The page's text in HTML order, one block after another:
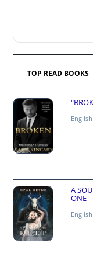
TOP READ BOOKS
A
ONE